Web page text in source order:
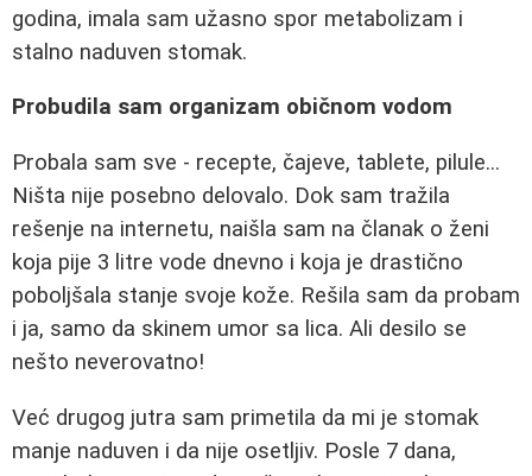
godina, imala sam užasno spor metabolizam i
stalno naduven stomak.
Probudila sam organizam običnom vodom
Probala sam sve - recepte, čajeve, tablete, pilule...
Ništa nije posebno delovalo. Dok sam tražila
rešenje na internetu, naišla sam na članak o ženi
koja pije 3 litre vode dnevno i koja je drastično
poboljšala stanje svoje kože. Rešila sam da probam
i ja, samo da skinem umor sa lica. Ali desilo se
nešto neverovatno!
Već drugog jutra sam primetila da mi je stomak
manje naduven i da nije osetljiv. Posle 7 dana,